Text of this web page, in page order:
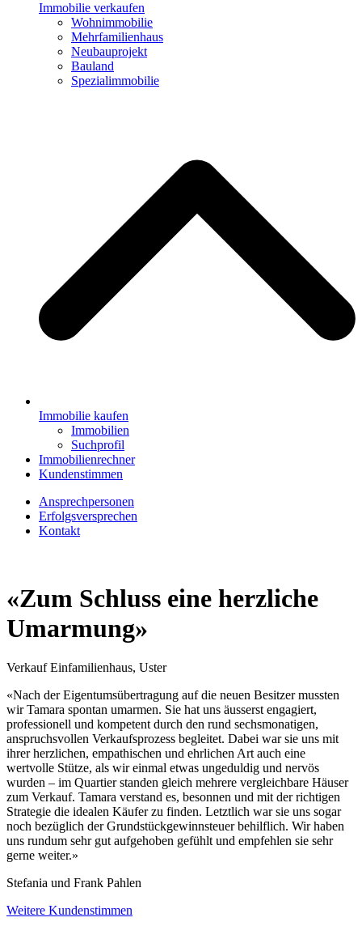
Immobilie verkaufen
Wohnimmobilie
Mehrfamilienhaus
Neubauprojekt
Bauland
Spezialimmobilie
Immobilie kaufen
Immobilien
Suchprofil
Immobilienrechner
Kundenstimmen
Ansprechpersonen
Erfolgsversprechen
Kontakt
«Zum Schluss eine herzliche
Umarmung»
Verkauf Einfamilienhaus, Uster
«Nach der Eigentumsübertragung auf die neuen Besitzer mussten
wir Tamara spontan umarmen. Sie hat uns äusserst engagiert,
professionell und kompetent durch den rund sechsmonatigen,
anspruchsvollen Verkaufsprozess begleitet. Dabei war sie uns mit
ihrer herzlichen, empathischen und ehrlichen Art auch eine
wertvolle Stütze, als wir einmal etwas ungeduldig und nervös
wurden – im Quartier standen gleich mehrere vergleichbare Häuser
zum Verkauf. Tamara verstand es, besonnen und mit der richtigen
Strategie die idealen Käufer zu finden. Letztlich war sie uns sogar
noch bezüglich der Grundstückgewinnsteuer behilflich. Wir haben
uns rundum sehr gut aufgehoben gefühlt und empfehlen sie sehr
gerne weiter.»
Stefania und Frank Pahlen
Weitere Kundenstimmen